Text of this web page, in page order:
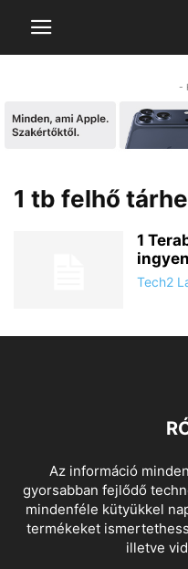
-
1 tb felhő
1
Tech2
Az információ
gyorsabban fejlődő
mindenféle kütyükkel
termékeket
illetve